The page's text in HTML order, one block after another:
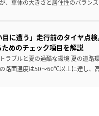
、車体の大きさと居住性のバラン
目に遭う」走行前のタイヤ点
めのチェック項目を解説
ラブルと夏の過酷な環境 夏の道路
路面温度は50〜60℃以上に達し、